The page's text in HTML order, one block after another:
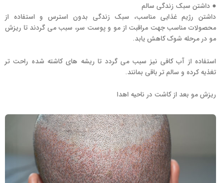
● داشتن سبک زندگی سالم
داشتن رژیم غذایی مناسب، سبک زندگی بدون استرس و استفاده از
محصولات مناسب جهت مراقبت از مو و پوست سر، سبب می گردند تا ریزش
مو در مرحله شوک کاهش یابد.
استفاده از آب کافی نیز سبب می گردد تا ریشه های کاشته شده راحت تر
تغذیه کرده و سالم تر باقی بمانند.
ریزش مو بعد از کاشت در ناحیه اهدا